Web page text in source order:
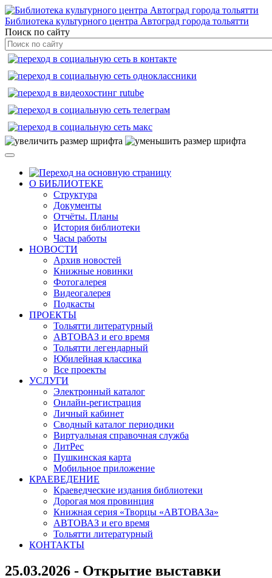
Библиотека культурного центра Автоград города тольятти
Поиск по сайту
О БИБЛИОТЕКЕ
Структура
Документы
Отчёты. Планы
История библиотеки
Часы работы
НОВОСТИ
Архив новостей
Книжные новинки
Фотогалерея
Видеогалерея
Подкасты
ПРОЕКТЫ
Тольятти литературный
АВТОВАЗ и его время
Тольятти легендарный
Юбилейная классика
Все проекты
УСЛУГИ
Электронный каталог
Онлайн-регистрация
Личный кабинет
Сводный каталог периодики
Виртуальная справочная служба
ЛитРес
Пушкинская карта
Мобильное приложение
КРАЕВЕДЕНИЕ
Краеведческие издания библиотеки
Дорогая моя провинция
Книжная серия «Творцы «АВТОВАЗа»
АВТОВАЗ и его время
Тольятти литературный
КОНТАКТЫ
25.03.2026 - Открытие выставки